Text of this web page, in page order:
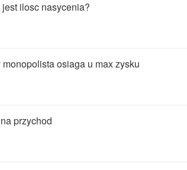
jest ilosc nasycenia?
monopolista osiaga u max zysku
przychod